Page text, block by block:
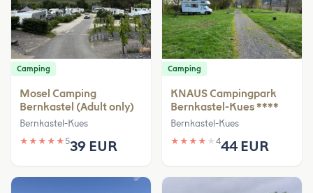
Camping
Mosel Camping
Bernkastel (Adult only)
Bernkastel-Kues
★ ★ ★ ★ ★539 EUR
Camping
KNAUS Campingpark
Bernkastel-Kues ****
Bernkastel-Kues
★ ★ ★ ★ ★ 444 EUR